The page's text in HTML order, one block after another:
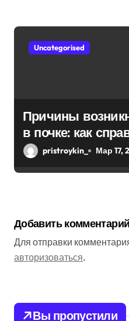
Uncategorised
Причины
в почке: как
болезнью
pristroykin_ Мар 17,
Добавить комментарий
Для отправки
авторизоваться.
Вы пропустили